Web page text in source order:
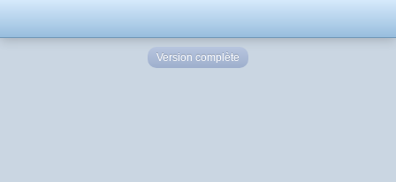
Version complète